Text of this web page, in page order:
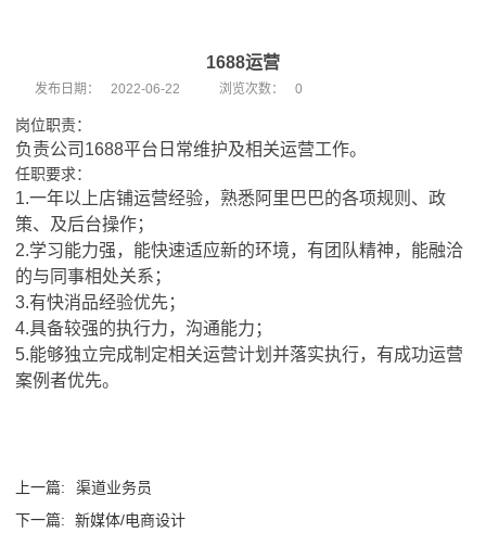
1688运营
发布日期： 2022-06-22 浏览次数： 0
岗位职责：
负责公司 1688平台日常维护及相关运营工作。
任职要求：
1.一年以上店铺运营经验，熟悉阿里巴巴的各项规则、政
策、及后台操作；
2.学习能力强，能快速适应新的环境，有团队精神，能融洽
的与同事相处关系；
3.有快消品经验优先；
4.具备较强的执行力，沟通能力；
5.能够独立完成制定相关运营计划并落实执行，有成功运营
案例者优先。
上一篇:
渠道业务员
下一篇:
新媒体/电商设计